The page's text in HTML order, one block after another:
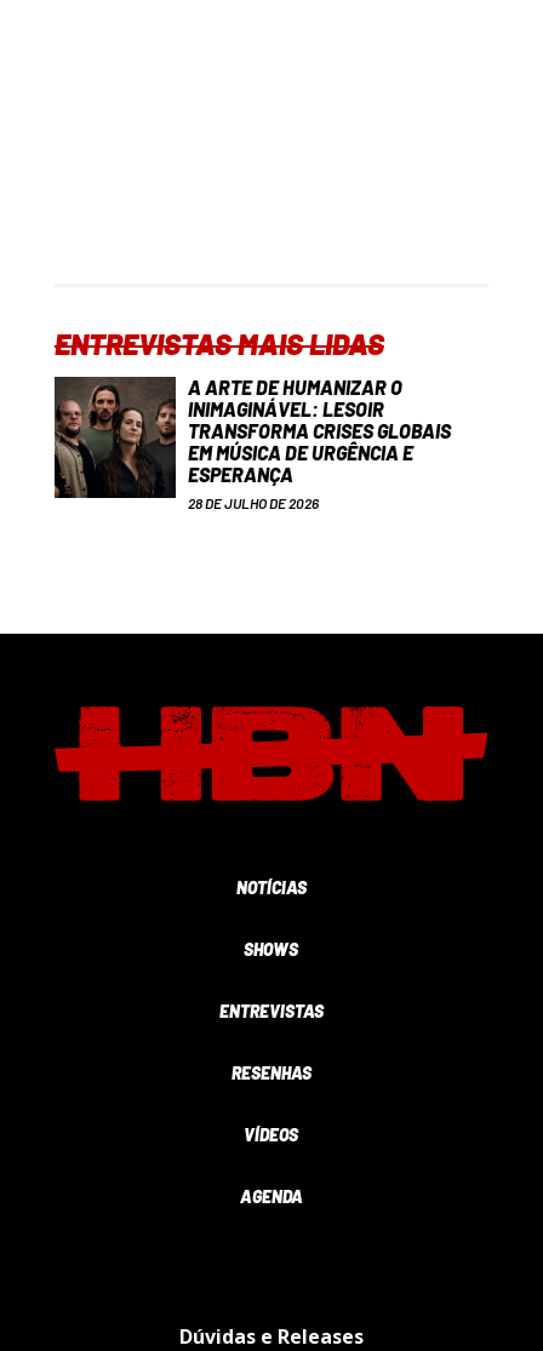
ENTREVISTAS MAIS LIDAS
A ARTE DE HUMANIZAR O
INIMAGINÁVEL: LESOIR
TRANSFORMA CRISES GLOBAIS
EM MÚSICA DE URGÊNCIA E
ESPERANÇA
28 DE JULHO DE 2026
NOTÍCIAS
SHOWS
ENTREVISTAS
RESENHAS
VÍDEOS
AGENDA
Dúvidas e Releases